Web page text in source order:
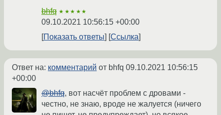
bhfq ★★★★★
09.10.2021 10:56:15 +00:00
Показать ответы
Ссылка
Ответ на: комментарий от bhfq 09.10.2021 10:56:15
+00:00
@bhfq, вот насчёт проблем с дровами -
честно, не знаю, вроде не жалуется (ничего